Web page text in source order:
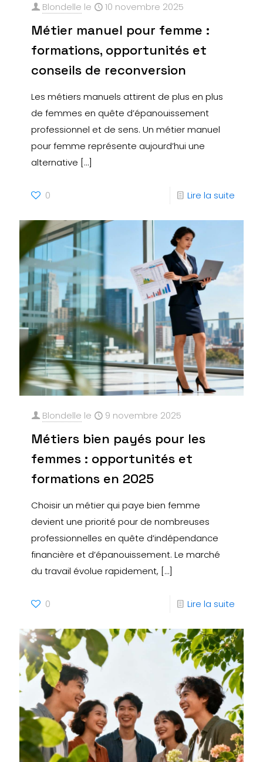
Blondelle le 10 novembre 2025
Métier manuel pour femme :
formations, opportunités et
conseils de reconversion
Les métiers manuels attirent de plus en plus
de femmes en quête d’épanouissement
professionnel et de sens. Un métier manuel
pour femme représente aujourd’hui une
alternative […]
0 Lire la suite
Blondelle le 9 novembre 2025
Métiers bien payés pour les
femmes : opportunités et
formations en 2025
Choisir un métier qui paye bien femme
devient une priorité pour de nombreuses
professionnelles en quête d’indépendance
financière et d’épanouissement. Le marché
du travail évolue rapidement, […]
0 Lire la suite